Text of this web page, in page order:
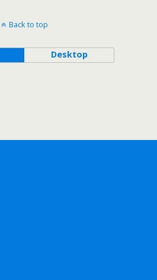
Back to top
Desktop